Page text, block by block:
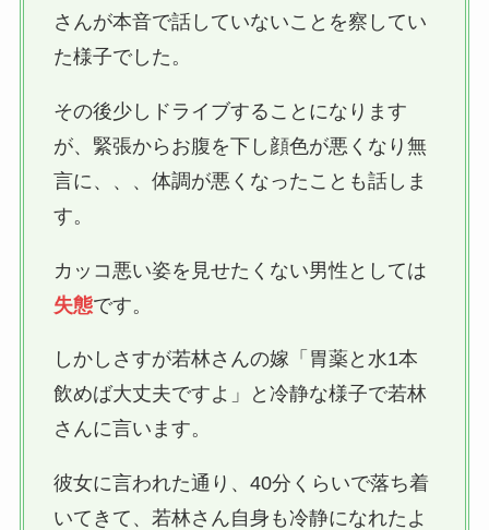
さんが本音で話していないことを察してい
た様子でした。
その後少しドライブすることになります
が、緊張からお腹を下し顔色が悪くなり無
言に、、、体調が悪くなったことも話しま
す。
カッコ悪い姿を見せたくない男性としては
失態です。
しかしさすが若林さんの嫁「胃薬と水1本
飲めば大丈夫ですよ」と冷静な様子で若林
さんに言います。
彼女に言われた通り、40分くらいで落ち着
いてきて、若林さん自身も冷静になれたよ